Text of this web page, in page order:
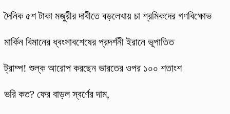
দৈনিক ৫শ টাকা মজুরীর দাবীতে বড়লেখায় চা শ্রমিকদের গণবিক্ষোভ
মার্কিন বিমানের ধ্বংসাবশেষের প্রদর্শনী ইরানে ভূপাতিত
ট্রাম্প! শুল্ক আরোপ করছেন ভারতের ওপর ১০০ শতাংশ
ভরি কত? ফের বাড়ল স্বর্ণের দাম,